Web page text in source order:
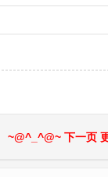
~@^_^@~ 下一页